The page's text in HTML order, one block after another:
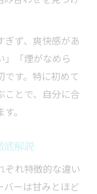
ぎず、爽快感があ
」「煙がなめら
す。特に初めて
ことで、自分に合
。
底解説
ぞれ特徴的な違い
バーは甘みとほど